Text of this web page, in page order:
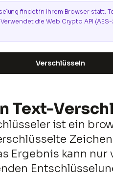
findet in Ihrem Browser statt.
die Web Crypto API
Verschlüsseln
Text-
ist ein
Ergebnis kann